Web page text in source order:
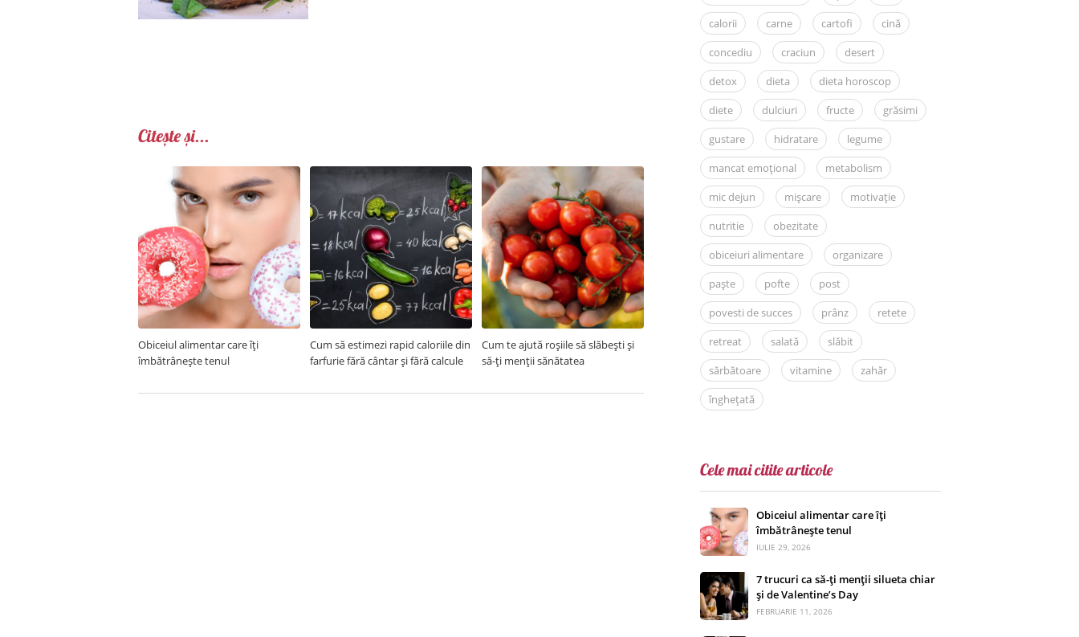
Citește și...
Obiceiul alimentar care îți
îmbătrânește tenul
Cum să estimezi rapid caloriile din
farfurie fără cântar și fără calcule
Cum te ajută roșiile să slăbești și
să-ți menții sănătatea
calorii
carne cartofi
cină
concediu
craciun
desert
detox
dieta
dieta horoscop
diete
dulciuri fructe
grăsimi
gustare
hidratare
legume
mancat emoțional
metabolism
mic dejun
mișcare
motivație
nutritie
obezitate
obiceiuri alimentare
organizare
paște
pofte
post
povesti de succes
prânz
retete
retreat
salată
slăbit
sărbătoare
vitamine
zahăr
înghețată
Cele mai citite articole
Obiceiul alimentar care îți
îmbătrânește tenul
IULIE 29, 2026
7 trucuri ca să-ți menții silueta chiar
și de Valentine’s Day
FEBRUARIE 11, 2026